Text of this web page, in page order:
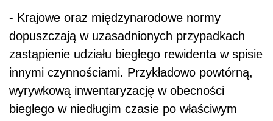
- Krajowe oraz międzynarodowe normy
dopuszczają w uzasadnionych przypadkach
zastąpienie udziału biegłego rewidenta w spisie
innymi czynnościami. Przykładowo powtórną,
wyrywkową inwentaryzację w obecności
biegłego w niedługim czasie po właściwym